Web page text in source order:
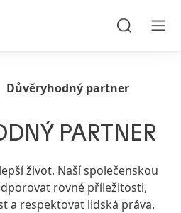
Důvěryhodný partner
PARTNER
život. Naší společenskou
rovné příležitosti,
a respektovat lidská práva.